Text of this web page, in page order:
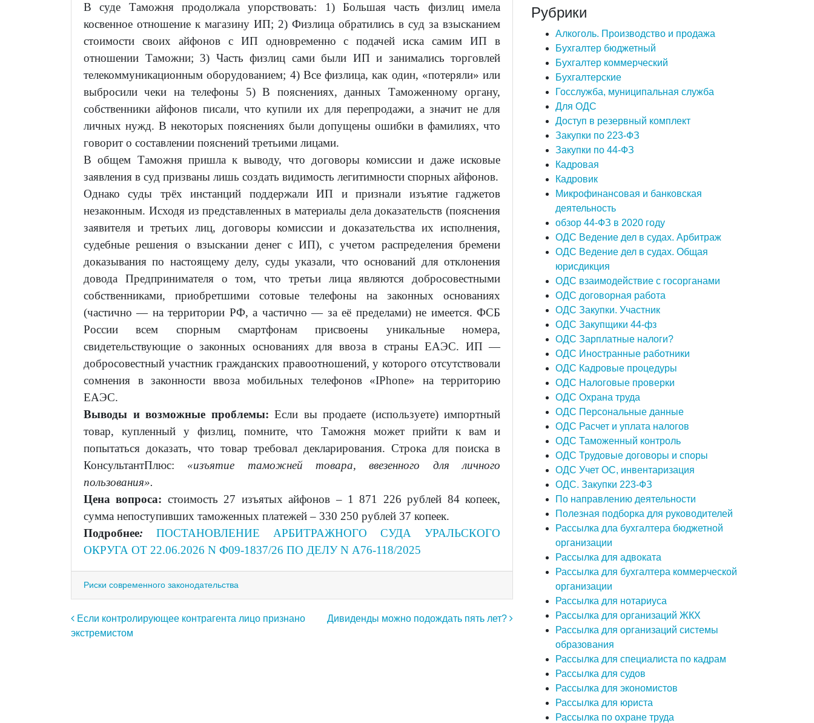
В суде Таможня продолжала упорствовать: 1) Большая часть физлиц имела
косвенное отношение к магазину ИП; 2) Физлица обратились в суд за взысканием
стоимости своих айфонов с ИП одновременно с подачей иска самим ИП в
отношении Таможни; 3) Часть физлиц сами были ИП и занимались торговлей
телекоммуникационным оборудованием; 4) Все физлица, как один, «потеряли» или
выбросили чеки на телефоны 5) В пояснениях, данных Таможенному органу,
собственники айфонов писали, что купили их для перепродажи, а значит не для
личных нужд. В некоторых пояснениях были допущены ошибки в фамилиях, что
говорит о составлении пояснений третьими лицами.
В общем Таможня пришла к выводу, что договоры комиссии и даже исковые
заявления в суд призваны лишь создать видимость легитимности спорных айфонов.
Однако суды трёх инстанций поддержали ИП и признали изъятие гаджетов
незаконным. Исходя из представленных в материалы дела доказательств (пояснения
заявителя и третьих лиц, договоры комиссии и доказательства их исполнения,
судебные решения о взыскании денег с ИП), с учетом распределения бремени
доказывания по настоящему делу, суды указали, что оснований для отклонения
довода Предпринимателя о том, что третьи лица являются добросовестными
собственниками, приобретшими сотовые телефоны на законных основаниях
(частично — на территории РФ, а частично — за её пределами) не имеется. ФСБ
России всем спорным смартфонам присвоены уникальные номера,
свидетельствующие о законных основаниях для ввоза в страны ЕАЭС. ИП —
добросовестный участник гражданских правоотношений, у которого отсутствовали
сомнения в законности ввоза мобильных телефонов «IPhone» на территорию
ЕАЭС.
Выводы и возможные проблемы: Если вы продаете (используете) импортный
товар, купленный у физлиц, помните, что Таможня может прийти к вам и
попытаться доказать, что товар требовал декларирования. Строка для поиска в
КонсультантПлюс: «изъятие таможней товара, ввезенного для личного
пользования».
Цена вопроса: стоимость 27 изъятых айфонов – 1 871 226 рублей 84 копеек,
сумма непоступивших таможенных платежей – 330 250 рублей 37 копеек.
Подробнее:
ПОСТАНОВЛЕНИЕ АРБИТРАЖНОГО СУДА УРАЛЬСКОГО
ОКРУГА ОТ 22.06.2026 N Ф09-1837/26 ПО ДЕЛУ N А76-118/2025
Риски современного законодательства
Навигация по записям
Если контролирующее контрагента лицо признано
экстремистом
Дивиденды можно подождать пять лет?
Рубрики
Алкоголь. Производство и продажа
Бухгалтер бюджетный
Бухгалтер коммерческий
Бухгалтерские
Госслужба, муниципальная служба
Для ОДС
Доступ в резервный комплект
Закупки по 223-ФЗ
Закупки по 44-ФЗ
Кадровая
Кадровик
Микрофинансовая и банковская
деятельность
обзор 44-ФЗ в 2020 году
ОДС Ведение дел в судах. Арбитраж
ОДС Ведение дел в судах. Общая
юрисдикция
ОДС взаимодействие с госорганами
ОДС договорная работа
ОДС Закупки. Участник
ОДС Закупщики 44-фз
ОДС Зарплатные налоги?
ОДС Иностранные работники
ОДС Кадровые процедуры
ОДС Налоговые проверки
ОДС Охрана труда
ОДС Персональные данные
ОДС Расчет и уплата налогов
ОДС Таможенный контроль
ОДС Трудовые договоры и споры
ОДС Учет ОС, инвентаризация
ОДС. Закупки 223-ФЗ
По направлению деятельности
Полезная подборка для руководителей
Рассылка дла бухгалтера бюджетной
организации
Рассылка для адвоката
Рассылка для бухгалтера коммерческой
организации
Рассылка для нотариуса
Рассылка для организаций ЖКХ
Рассылка для организаций системы
образования
Рассылка для специалиста по кадрам
Рассылка для судов
Рассылка для экономистов
Рассылка для юриста
Рассылка по охране труда